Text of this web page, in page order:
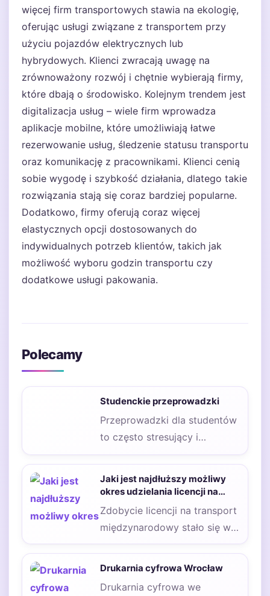
więcej firm transportowych stawia na ekologię,
oferując usługi związane z transportem przy
użyciu pojazdów elektrycznych lub
hybrydowych. Klienci zwracają uwagę na
zrównoważony rozwój i chętnie wybierają firmy,
które dbają o środowisko. Kolejnym trendem jest
digitalizacja usług – wiele firm wprowadza
aplikacje mobilne, które umożliwiają łatwe
rezerwowanie usług, śledzenie statusu transportu
oraz komunikację z pracownikami. Klienci cenią
sobie wygodę i szybkość działania, dlatego takie
rozwiązania stają się coraz bardziej popularne.
Dodatkowo, firmy oferują coraz więcej
elastycznych opcji dostosowanych do
indywidualnych potrzeb klientów, takich jak
możliwość wyboru godzin transportu czy
dodatkowe usługi pakowania.
Polecamy
Studenckie przeprowadzki
Przeprowadzki dla studentów
to często stresujący i
wymagający proces, który
uproszczony…
Jaki jest najdłuższy możliwy
okres udzielania licencji na
międzynarodowy transport
drogowy?
Zdobycie licencji na transport
międzynarodowy stało się w
obecnych czasach bardzo
pożądaną kwestią, ponieważ
Drukarnia cyfrowa Wrocław
Drukarnia cyfrowa we